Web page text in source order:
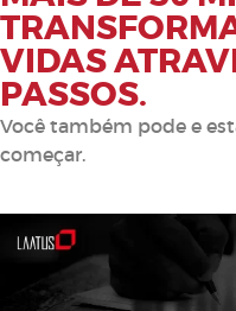
VIDAS
PASSOS.
Você também pode e
começar.